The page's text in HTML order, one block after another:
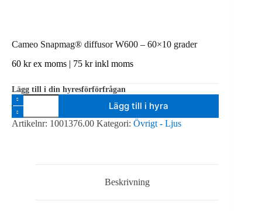
Cameo Snapmag® diffusor W600 – 60×10 grader
60 krex moms | 75 krinkl moms
Lägg till i din hyresförförfrågan
Cameo
Snapmag®
diffusor
W600
Lägg till i hyra
Artikelnr: 1001376.00 Kategori: Övrigt - Ljus
Beskrivning